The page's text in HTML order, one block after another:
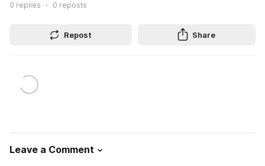
0 replies 0 reposts
Repost Share
Leave a Comment